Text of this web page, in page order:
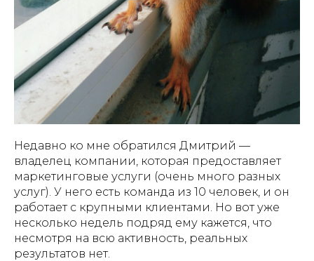
Недавно ко мне обратился Дмитрий —
владелец компании, которая предоставляет
маркетинговые услуги (очень много разных
услуг). У него есть команда из 10 человек, и он
работает с крупными клиентами. Но вот уже
несколько недель подряд ему кажется, что
несмотря на всю активность, реальных
результатов нет.